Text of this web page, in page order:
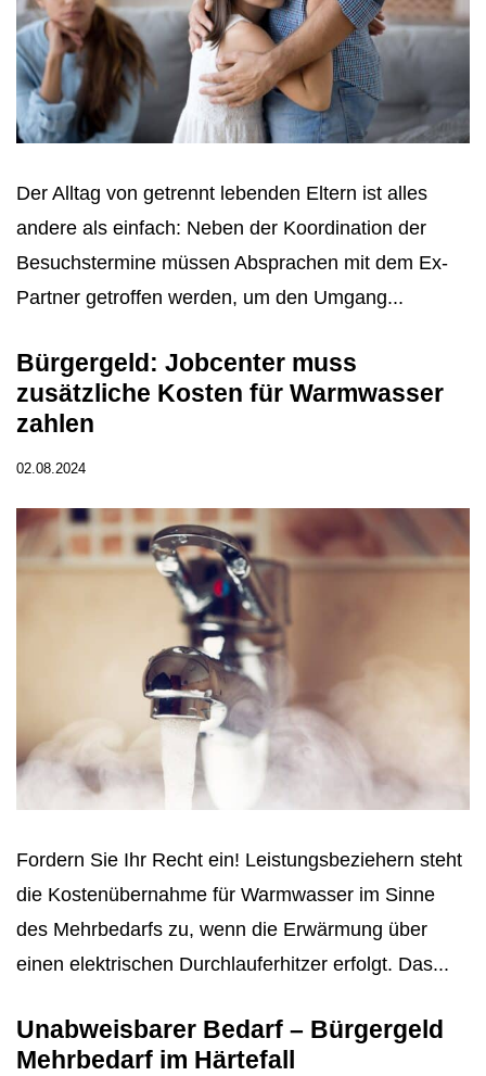
Der Alltag von getrennt lebenden Eltern ist alles
andere als einfach: Neben der Koordination der
Besuchstermine müssen Absprachen mit dem Ex-
Partner getroffen werden, um den Umgang...
Bürgergeld: Jobcenter muss
zusätzliche Kosten für Warmwasser
zahlen
02.08.2024
Fordern Sie Ihr Recht ein! Leistungsbeziehern steht
die Kostenübernahme für Warmwasser im Sinne
des Mehrbedarfs zu, wenn die Erwärmung über
einen elektrischen Durchlauferhitzer erfolgt. Das...
Unabweisbarer Bedarf – Bürgergeld
Mehrbedarf im Härtefall